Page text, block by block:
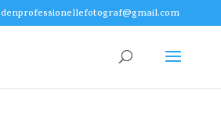
denprofessionellefotograf@gmail.com